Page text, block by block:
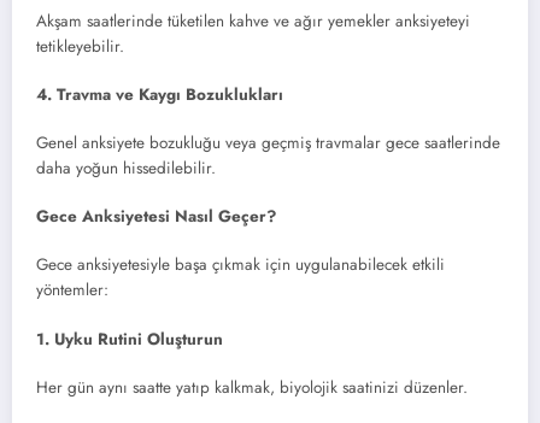
Akşam saatlerinde tüketilen kahve ve ağır yemekler anksiyeteyi
tetikleyebilir.
4. Travma ve Kaygı Bozuklukları
Genel anksiyete bozukluğu veya geçmiş travmalar gece saatlerinde
daha yoğun hissedilebilir.
Gece Anksiyetesi Nasıl Geçer?
Gece anksiyetesiyle başa çıkmak için uygulanabilecek etkili
yöntemler:
1. Uyku Rutini Oluşturun
Her gün aynı saatte yatıp kalkmak, biyolojik saatinizi düzenler.